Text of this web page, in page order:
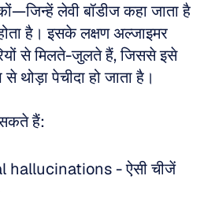
लेवी बॉडीज कहा जाता है
है। इसके लक्षण अल्जाइमर
से मिलते-जुलते हैं, जिससे इसे
थोड़ा पेचीदा हो जाता है।
सकते हैं:
hallucinations - ऐसी चीजें